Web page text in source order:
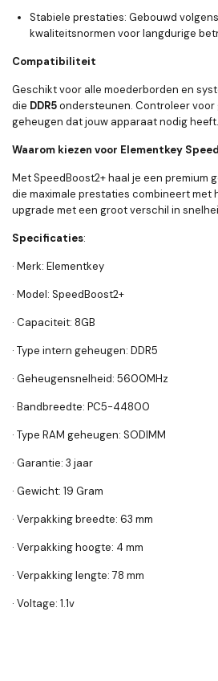
Stabiele prestaties: Gebouwd
kwaliteitsnormen voor langdurige
Compatibiliteit
Geschikt voor alle moederborden en
die DDR5ondersteunen. Controleer
geheugen dat jouw apparaat nodig heeft.
Waarom kiezen voor Elementkey
Met SpeedBoost2+ haal je een premium
die maximale prestaties combineert met
upgrade met een groot verschil in
Specificaties:
· Merk: Elementkey
· Model: SpeedBoost2+
· Capaciteit: 8GB
· Type intern geheugen: DDR5
· Geheugensnelheid: 5600MHz
· Bandbreedte: PC5-44800
· Type RAM geheugen: SODIMM
· Garantie: 3 jaar
· Gewicht: 19 Gram
· Verpakking breedte: 63 mm
· Verpakking hoogte: 4 mm
· Verpakking lengte: 78 mm
· Voltage: 1.1v